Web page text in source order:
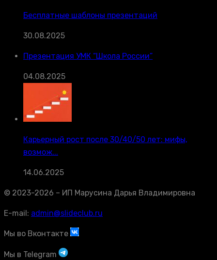
Бесплатные шаблоны презентаций
30.08.2025
Презентация УМК “Школа России”
04.08.2025
Карьерный рост после 30/40/50 лет: мифы,
возмож...
14.06.2025
© 2023-2026 – ИП Марусина Дарья Владимировна
E-mail: admin@slideclub.ru
Мы во Вконтакте
Мы в Telegram